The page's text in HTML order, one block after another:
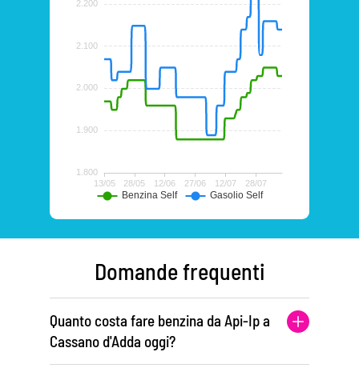
Domande frequenti
Quanto costa fare benzina da Api-Ip a
Cassano d'Adda oggi?